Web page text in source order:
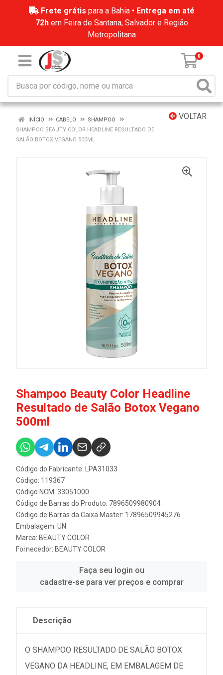
Frete grátis para a Bahia • Entrega em até
72hem Feira de Santana, Salvador e Região
Metropolitana
0
VOLTAR
INÍCIO CABELO
SHAMPOO
SHAMPOO BEAUTY COLOR HEADLINE RESULTADO DE
SALÃO BOTOX VEGANO 500ML
Shampoo Beauty Color Headline
Resultado de Salão Botox Vegano
500ml
Código do Fabricante: LPA31033
Código: 119367
Código NCM: 33051000
Código de Barras do Produto: 7896509980904
Código de Barras da Caixa Master: 17896509945276
Embalagem: UN
Marca: BEAUTY COLOR
Fornecedor: BEAUTY COLOR
Faça seu login ou
cadastre-se para ver preços e comprar
Descrição
O SHAMPOO RESULTADO DE SALÃO BOTOX
VEGANO DA HEADLINE, EM EMBALAGEM DE